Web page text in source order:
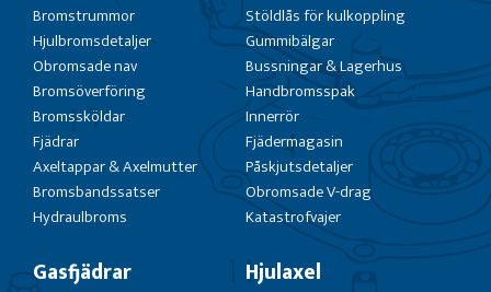
Bromstrummor
Hjulbromsdetaljer
Obromsade nav
Bromsöverföring
Bromssköldar
Fjädrar
Axeltappar & Axelmutter
Bromsbandssatser
Hydraulbroms
Stöldlås för kulkoppling
Gummibälgar
Bussningar & Lagerhus
Handbromsspak
Innerrör
Fjädermagasin
Påskjutsdetaljer
Obromsade V-drag
Katastrofvajer
Gasfjädrar Hjulaxel